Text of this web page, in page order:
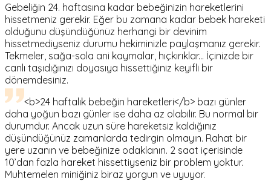
Gebeliğin 24. haftasına kadar bebeğinizin hareketlerini
hissetmeniz gerekir. Eğer bu zamana kadar bebek hareketi
olduğunu düşündüğünüz herhangi bir devinim
hissetmediyseniz durumu hekiminizle paylaşmanız gerekir.
Tekmeler, sağa-sola ani kaymalar, hıçkırıklar... İçinizde bir
canlı taşıdığınızı doyasıya hissettiğiniz keyifli bir
dönemdesiniz.
<b>24 haftalık bebeğin hareketleri</b> bazı günler
daha yoğun bazı günler ise daha az olabilir. Bu normal bir
durumdur. Ancak uzun süre hareketsiz kaldığınız
düşündüğünüz zamanlarda tedirgin olmayın. Rahat bir
yere uzanın ve bebeğinize odaklanın. 2 saat içerisinde
10’dan fazla hareket hissettiyseniz bir problem yoktur.
Muhtemelen miniğiniz biraz yorgun ve uyuyor.